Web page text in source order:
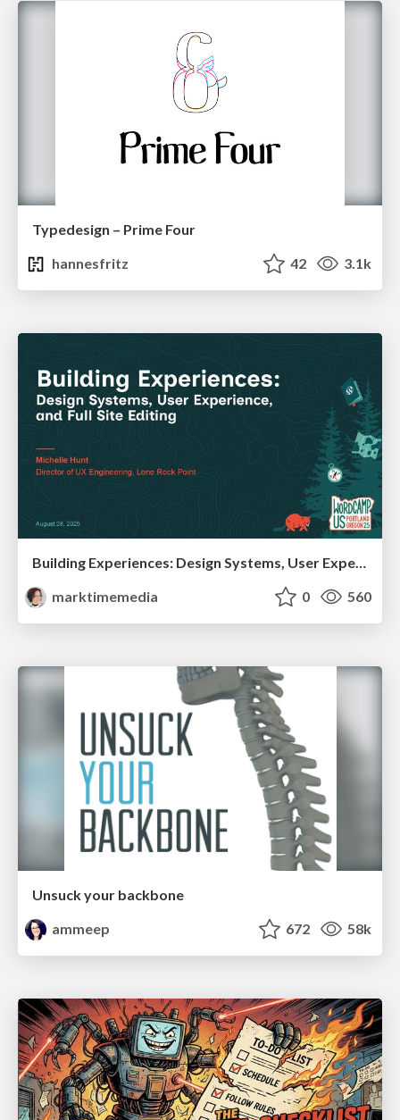
Typedesign – Prime Four
hannesfritz
42 3.1k
marktimemedia
0 560
Unsuck your backbone
ammeep
672 58k